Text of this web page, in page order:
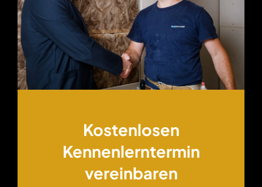
Kostenlosen
Kennenlerntermin
vereinbaren